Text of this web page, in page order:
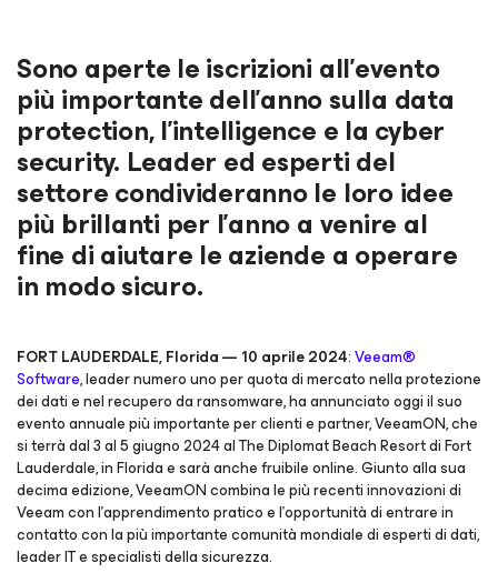
Sono aperte le iscrizioni all'evento
più importante dell'anno sulla data
protection, l'intelligence e la cyber
security. Leader ed esperti del
settore condivideranno le loro idee
più brillanti per l'anno a venire al
fine di aiutare le aziende a operare
in modo sicuro.
FORT LAUDERDALE, Florida — 10 aprile 2024:Veeam®
Software, leader numero uno per quota di mercato nella protezione
dei dati e nel recupero da ransomware, ha annunciato oggi il suo
evento annuale più importante per clienti e partner, VeeamON, che
si terrà dal 3 al 5 giugno 2024 al The Diplomat Beach Resort di Fort
Lauderdale, in Florida e sarà anche fruibile online. Giunto alla sua
decima edizione, VeeamON combina le più recenti innovazioni di
Veeam con l'apprendimento pratico e l'opportunità di entrare in
contatto con la più importante comunità mondiale di esperti di dati,
leader IT e specialisti della sicurezza.